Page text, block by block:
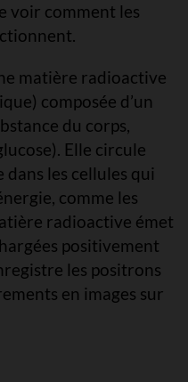
voir comment les
matière radioactive
composée d’un
du corps,
Elle circule
dans les cellules qui
comme les
radioactive émet
positivement
les positrons
en images sur